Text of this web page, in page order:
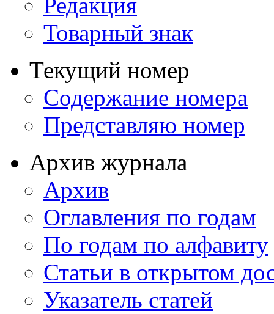
Редакция
Товарный знак
Текущий номер
Содержание номера
Представляю номер
Архив журнала
Архив
Оглавления по годам
По годам по алфавиту
Статьи в открытом
Указатель статей